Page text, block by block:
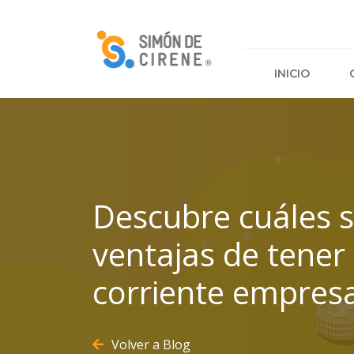
INICIO
PARA EMPRENDIMIENTOS
CURSOS
Descubre cuáles
ventajas de
corriente
Volver a Blog